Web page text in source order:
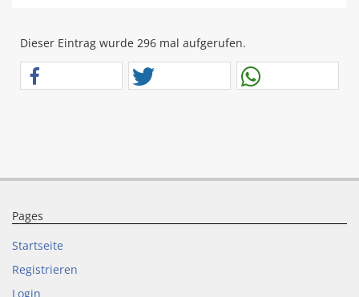
Dieser Eintrag wurde 296 mal aufgerufen.
Pages
Startseite
Registrieren
Login